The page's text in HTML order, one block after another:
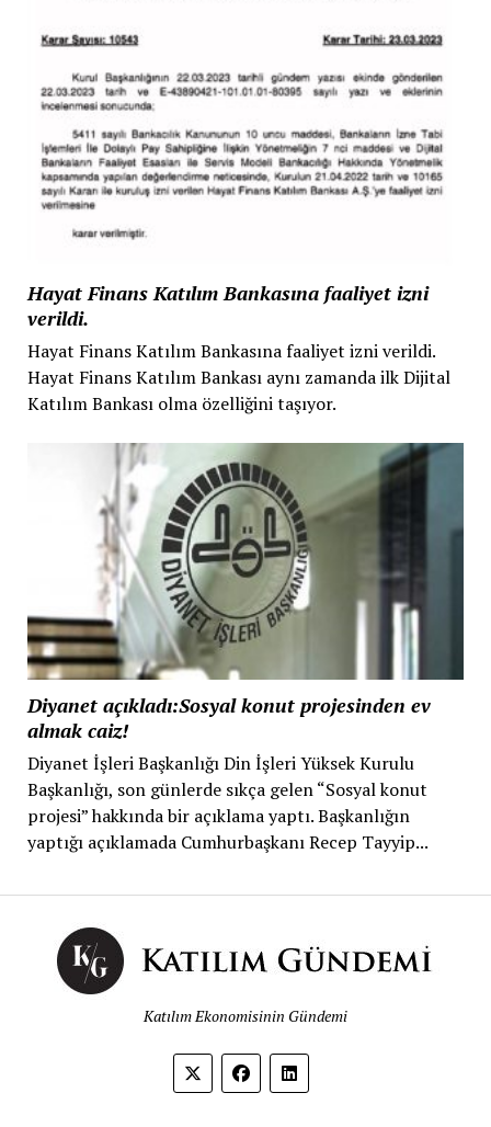
Hayat Finans Katılım Bankasına faaliyet izni
verildi.
Hayat Finans Katılım Bankasına faaliyet izni verildi.
Hayat Finans Katılım Bankası aynı zamanda ilk Dijital
Katılım Bankası olma özelliğini taşıyor.
Diyanet açıkladı:Sosyal konut projesinden ev
almak caiz!
Diyanet İşleri Başkanlığı Din İşleri Yüksek Kurulu
Başkanlığı, son günlerde sıkça gelen “Sosyal konut
projesi” hakkında bir açıklama yaptı. Başkanlığın
yaptığı açıklamada Cumhurbaşkanı Recep Tayyip...
Katılım Ekonomisinin Gündemi